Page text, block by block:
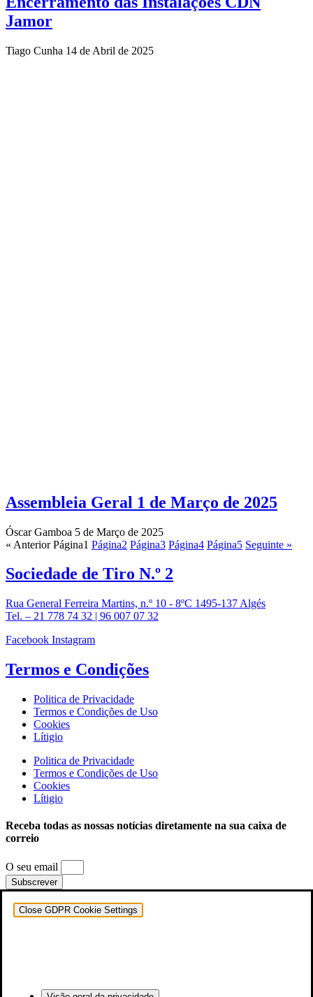
Jamor
Tiago Cunha 14 de Abril de 2025
Assembleia Geral 1 de Março de 2025
Óscar Gamboa 5 de Março de 2025
« Anterior Página1 Página2 Página3 Página4 Página5 Seguinte »
Sociedade de Tiro N.º 2
Rua General Ferreira Martins, n.º 10 - 8ºC 1495-137 Algés
Tel. – 21 778 74 32 | 96 007 07 32
Facebook Instagram
Termos e Condições
Politica de Privacidade
Termos e Condições de Uso
Cookies
Lítigio
Politica de Privacidade
Termos e Condições de Uso
Cookies
Lítigio
Receba todas as nossas notícias diretamente na sua caixa de
correio
O seu email
Subscrever
Close GDPR Cookie Settings